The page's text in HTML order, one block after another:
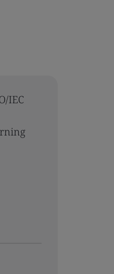
IEC